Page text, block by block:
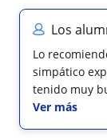
Los
Lo
simpático
tenido muy
Ver más